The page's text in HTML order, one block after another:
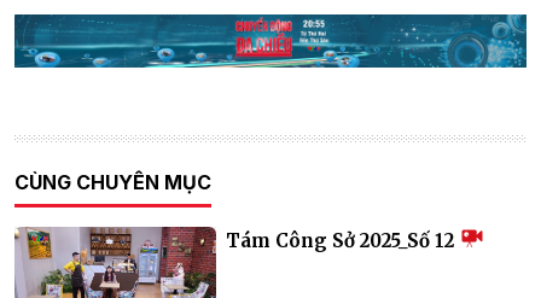
CÙNG CHUYÊN MỤC
Tám Công Sở 2025_Số 12